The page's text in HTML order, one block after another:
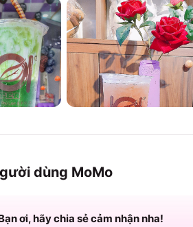
dùng MoMo
ơi, hãy chia sẻ cảm nhận nha!